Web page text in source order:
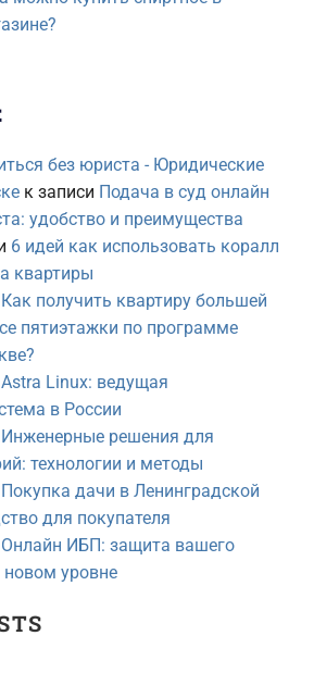
без юриста - Юридические
к записи Подача в суд онлайн
удобство и преимущества
6 идей как использовать коралл
квартиры
Как получить квартиру большей
пятиэтажки по программе
Astra Linux: ведущая
в России
Инженерные решения для
технологии и методы
Покупка дачи в Ленинградской
для покупателя
Онлайн ИБП: защита вашего
уровне